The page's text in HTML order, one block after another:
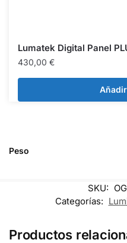
Lumatek Digital Panel
430,00 €
Peso
SKU:
Categorías:
Productos